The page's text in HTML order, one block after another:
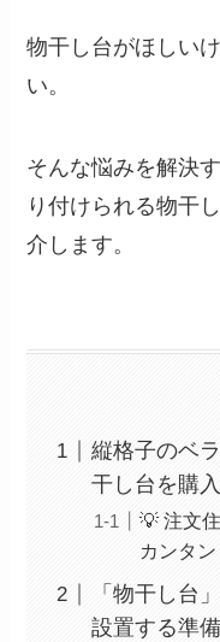
物干し台がほしい
い。
そんな悩みを解決
り付けられる物干
介します。
縦格子のベ
干し台を購入
💡 注文
カンタン
「物干し台
設置する準備